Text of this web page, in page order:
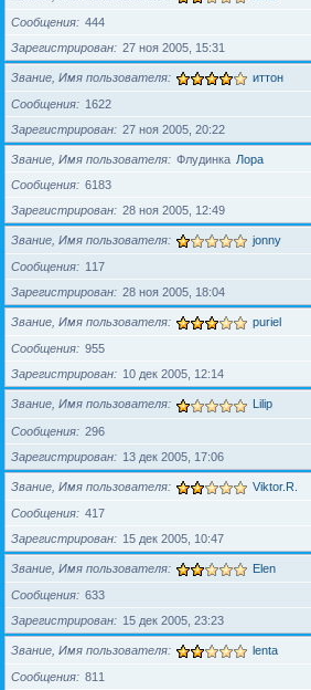
Сообщения
444
Зарегистрирован
27 ноя 2005, 15:31
Звание, Имя пользователя иттон
Сообщения
1622
Зарегистрирован
27 ноя 2005, 20:22
Звание, Имя пользователя Флудинка Лора
Сообщения
6183
Зарегистрирован
28 ноя 2005, 12:49
Звание, Имя пользователя jonny
Сообщения
117
Зарегистрирован
28 ноя 2005, 18:04
Звание, Имя пользователя puriel
Сообщения
955
Зарегистрирован
10 дек 2005, 12:14
Звание, Имя пользователя Lilip
Сообщения
296
Зарегистрирован
13 дек 2005, 17:06
Звание, Имя пользователя Viktor.R.
Сообщения
417
Зарегистрирован
15 дек 2005, 10:47
Звание, Имя пользователя Elen
Сообщения
633
Зарегистрирован
15 дек 2005, 23:23
Звание, Имя пользователя lenta
Сообщения
811